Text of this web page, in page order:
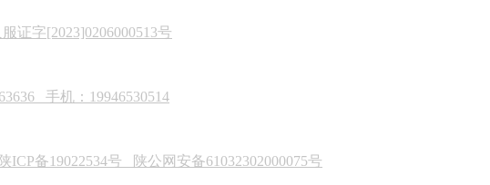
证字[2023]0206000513号
手机：19946530514
陕ICP备19022534号 陕公网安备61032302000075号